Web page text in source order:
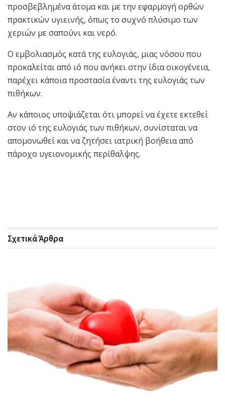
προσβεβλημένα άτομα και με την εφαρμογή ορθών
πρακτικών υγιεινής, όπως το συχνό πλύσιμο των
χεριών με σαπούνι και νερό.
Ο εμβολιασμός κατά της ευλογιάς, μιας νόσου που
προκαλείται από ιό που ανήκει στην ίδια οικογένεια,
παρέχει κάποια προστασία έναντι της ευλογιάς των
πιθήκων.
Αν κάποιος υποψιάζεται ότι μπορεί να έχετε εκτεθεί
στον ιό της ευλογιάς των πιθήκων, συνίσταται να
απομονωθεί και να ζητήσει ιατρική βοήθεια από
πάροχο υγειονομικής περίθαλψης.
ΣχετικάΆρθρα